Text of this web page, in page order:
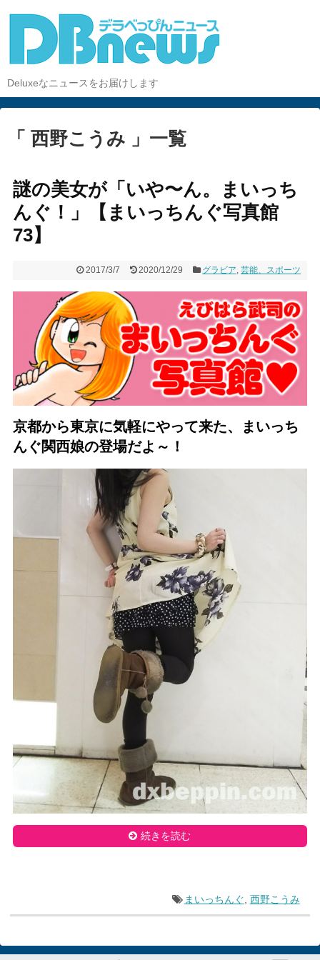
Deluxeなニュースをお届けします
「 西野こうみ 」一覧
謎の美女が「いや〜ん。まいっち
んぐ！」【まいっちんぐ写真館
73】
2017/3/7 2020/12/29 グラビア,芸能、スポーツ
京都から東京に気軽にやって来た、
まいっち
んぐ関西娘の登場だよ～！
続きを読む
まいっちんぐ 西野こうみ